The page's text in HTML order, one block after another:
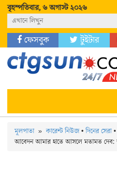
বৃহস্পতিবার, ৬ অগাস্ট ২০২৬
নিউজ
অনুসন্ধান
ফেসবুক টুইটার
মূলপাতা»কারেন্ট নিউজ• দিনের সেরা
আবেদন আমার হাতে আসলে মতামত দেব: